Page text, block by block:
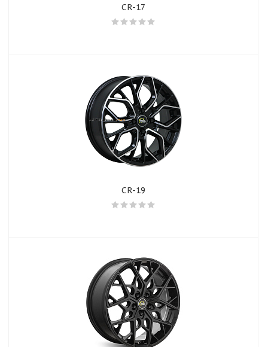
CR-17
CR-19